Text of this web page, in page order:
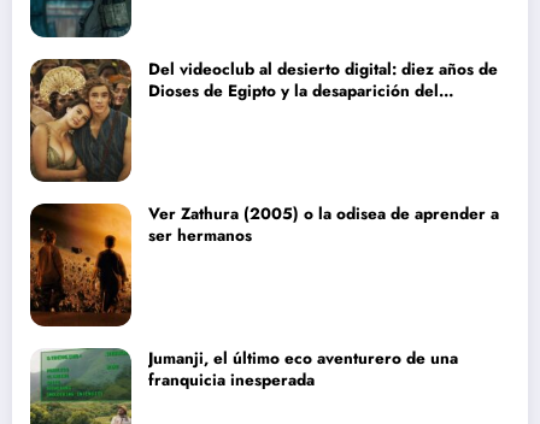
Del videoclub al desierto digital: diez años de
Dioses de Egipto y la desaparición del
Ver Zathura (2005) o la odisea de aprender a
ser hermanos
Jumanji, el último eco aventurero de una
franquicia inesperada